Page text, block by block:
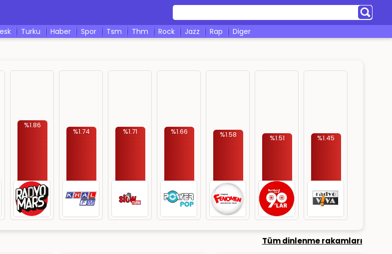
turku haber spor tsm thm rock jazz rap diger
%1.86
%1.74 %1.71 %1.66 %1.58 %1.51 %1.45
Tüm dinlenme rakamları